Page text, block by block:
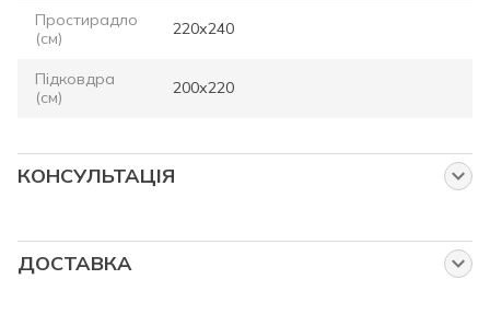
Простирадло
(см)
220х240
Підковдра
(см)
200х220
КОНСУЛЬТАЦІЯ
Наші менеджери працюють для Вас:
від понеділка до п'ятниці з 8:00 до 23:00
ДОСТАВКА